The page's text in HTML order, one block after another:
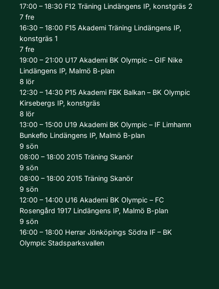
17:00 – 18:30 F12 Träning Lindängens IP, konstgräs 2
7 fre
16:30 – 18:00 F15 Akademi Träning Lindängens IP,
konstgräs 1
7 fre
19:00 – 21:00 U17 Akademi BK Olympic – GIF Nike
Lindängens IP, Malmö B-plan
8 lör
12:30 – 14:30 P15 Akademi FBK Balkan – BK Olympic
Kirsebergs IP, konstgräs
8 lör
13:00 – 15:00 U19 Akademi BK Olympic – IF Limhamn
Bunkeflo Lindängens IP, Malmö B-plan
9 sön
08:00 – 18:00 2015 Träning Skanör
9 sön
08:00 – 18:00 2015 Träning Skanör
9 sön
12:00 – 14:00 U16 Akademi BK Olympic – FC
Rosengård 1917 Lindängens IP, Malmö B-plan
9 sön
16:00 – 18:00 Herrar Jönköpings Södra IF – BK
Olympic Stadsparksvallen